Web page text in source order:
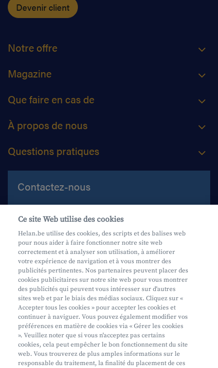
Devenir client
Notre offre
Magazine
Que faire en cas de
À propos de nous
Questions pratiques
Contactez-nous
Aide et contact
Prenez rendez-vous
Où nous trouver
Phishing
Mifid
Privacy
Info juridique
Ce site Web utilise des cookies
Helan.be utilise des cookies, des scripts et des balises web
pour nous aider à faire fonctionner notre site web
correctement et à analyser son utilisation, à améliorer
votre expérience de navigation et à vous montrer des
publicités pertinentes. Nos partenaires peuvent placer des
cookies publicitaires sur notre site web pour vous montrer
des publicités qui peuvent vous intéresser sur d'autres
sites web et par le biais des médias sociaux. Cliquez sur «
Accepter tous les cookies » pour accepter les cookies et
continuer à naviguer. Vous pouvez également modifier vos
préférences en matière de cookies via « Gérer les cookies
». Veuillez noter que si vous n'acceptez pas certains
cookies, cela peut empêcher le bon fonctionnement du site
web. Vous trouverez de plus amples informations sur le
responsable du traitement, la finalité du placement de ces